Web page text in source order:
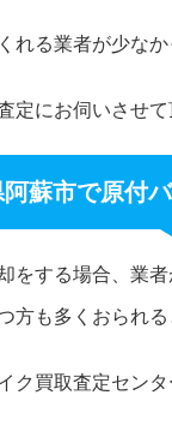
れる業者が少な
定にお伺いさせ
蘇市で原付
をする場合、業
方も多くおられる
ク買取査定センタ